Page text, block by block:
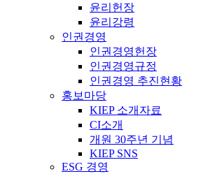
윤리헌장
윤리강령
인권경영
인권경영헌장
인권경영규정
인권경영 추진현황
홍보마당
KIEP 소개자료
CI소개
개원 30주년 기념
KIEP SNS
ESG 경영